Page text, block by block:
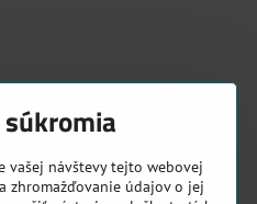
Cyklošpeciality​.sk
vašej návštevy tejto webovej
zhromažďovanie údajov o jej